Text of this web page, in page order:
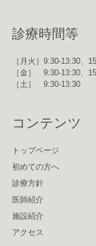
診療時間等
［月火］9:30-13:30、
［金］ 9:30-13:30、
［土］ 9:30-13:30
コンテンツ
トップページ
初めての方へ
診療方針
医師紹介
施設紹介
アクセス